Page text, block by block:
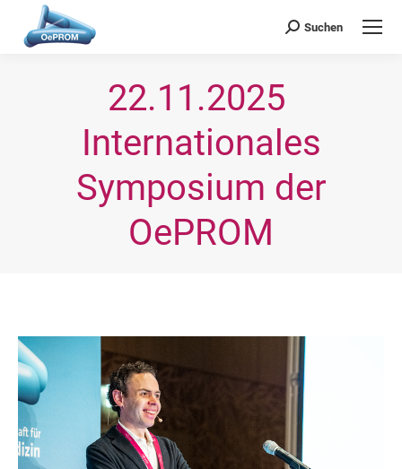
Search:
Suchen
OePROM
Österreichische Gesellschaft für Probiotische Medizin
22.11.2025 
Internationales
Symposium der
OePROM